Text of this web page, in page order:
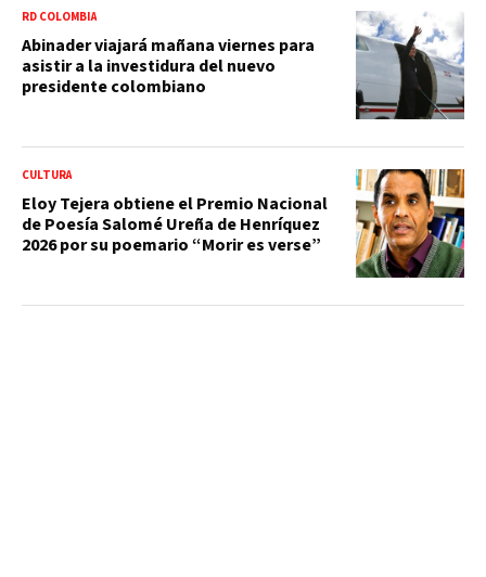
RD COLOMBIA
Abinader viajará mañana viernes para
asistir a la investidura del nuevo
presidente colombiano
CULTURA
Eloy Tejera obtiene el Premio Nacional
de Poesía Salomé Ureña de Henríquez
2026 por su poemario “Morir es verse”